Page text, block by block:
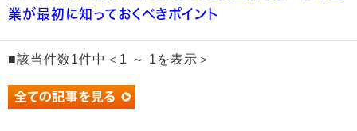
業が最初に知っておくべきポイント
■該当件数1件中＜1 ～ 1を表示＞